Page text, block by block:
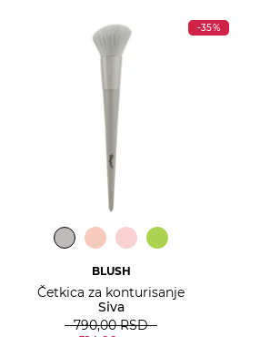
-35%
BLUSH
Četkica za konturisanje
Siva
790,00RSD